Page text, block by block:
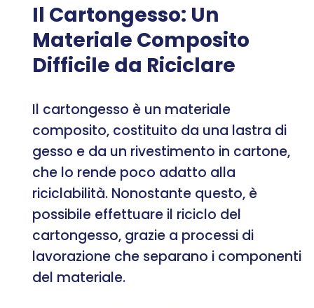
Il Cartongesso: Un
Materiale Composito
Difficile da Riciclare
Il cartongesso è un materiale
composito, costituito da una lastra di
gesso e da un rivestimento in cartone,
che lo rende poco adatto alla
riciclabilità. Nonostante questo, è
possibile effettuare il riciclo del
cartongesso, grazie a processi di
lavorazione che separano i componenti
del materiale.